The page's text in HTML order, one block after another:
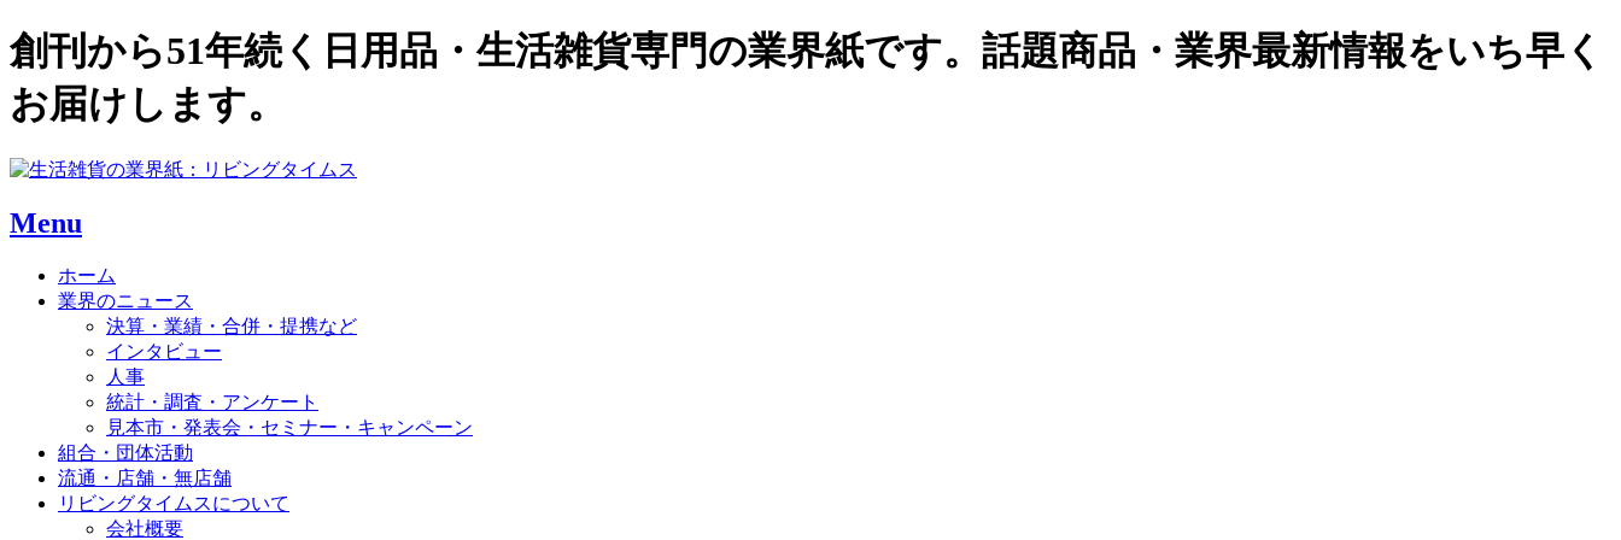
創刊から51年続く日用品・生活雑貨専門の業界紙です。話題商品・業界最新情報をいち早く
お届けします。
Menu
ホーム
業界のニュース
決算・業績・合併・提携など
インタビュー
人事
統計・調査・アンケート
見本市・発表会・セミナー・キャンペーン
組合・団体活動
流通・店舗・無店舗
リビングタイムスについて
会社概要